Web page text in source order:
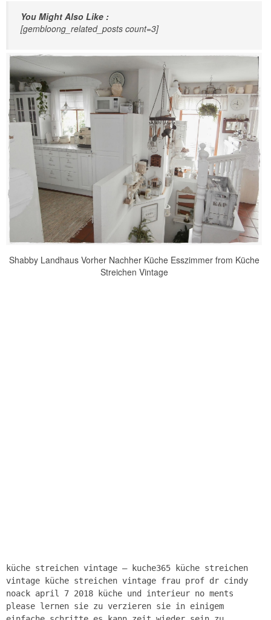
You Might Also Like :
[gembloong_related_posts count=3]
Shabby Landhaus Vorher Nachher Küche Esszimmer from Küche
Streichen Vintage
küche streichen vintage – kuche365 küche streichen
vintage küche streichen vintage frau prof dr cindy
noack april 7 2018 küche und interieur no ments
please lernen sie zu verzieren sie in einigem